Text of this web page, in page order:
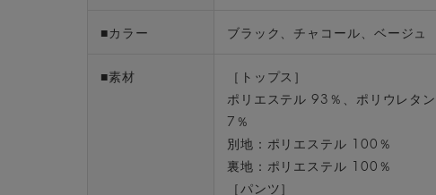
■カラー ブラック、チャコール、ベージュ
■素材
［トップス］
ポリエステル 93％、ポリウレタン
7％
別地：ポリエステル 100％
裏地：ポリエステル 100％
［パンツ］